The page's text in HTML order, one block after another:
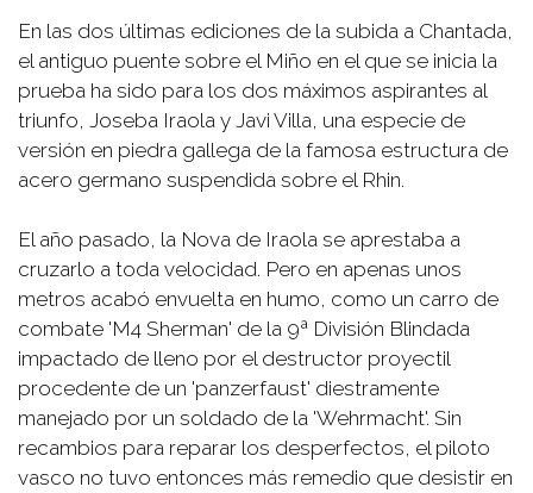
En las dos últimas ediciones de la subida a Chantada,
el antiguo puente sobre el Miño en el que se inicia la
prueba ha sido para los dos máximos aspirantes al
triunfo, Joseba Iraola y Javi Villa, una especie de
versión en piedra gallega de la famosa estructura de
acero germano suspendida sobre el Rhin.
El año pasado, la Nova de Iraola se aprestaba a
cruzarlo a toda velocidad. Pero en apenas unos
metros acabó envuelta en humo, como un carro de
combate 'M4 Sherman' de la 9ª División Blindada
impactado de lleno por el destructor proyectil
procedente de un 'panzerfaust' diestramente
manejado por un soldado de la 'Wehrmacht'. Sin
recambios para reparar los desperfectos, el piloto
vasco no tuvo entonces más remedio que desistir en